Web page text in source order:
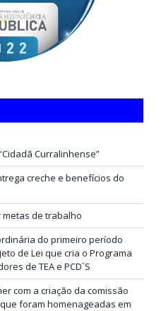
Curralinhense”
creche e benefícios do
de trabalho
do primeiro período
de Lei que cria o Programa
de TEA e PCD`S
com a criação da comissão
foram homenageadas em